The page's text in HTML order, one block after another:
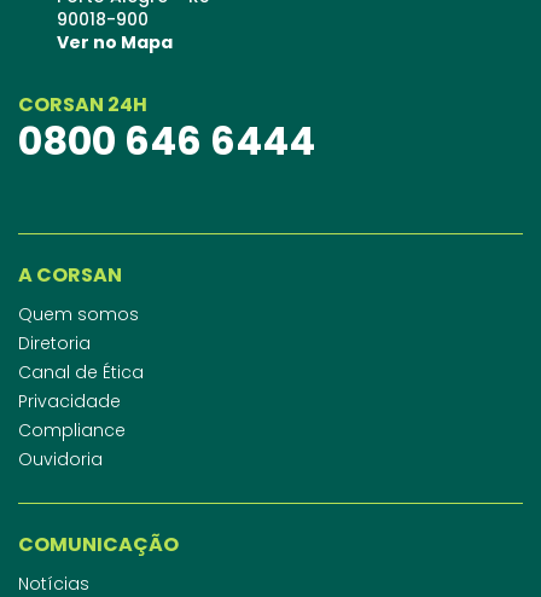
90018-900
Ver no Mapa
CORSAN 24H
0800 646 6444
A CORSAN
Quem somos
Diretoria
Canal de Ética
Privacidade
Compliance
Ouvidoria
COMUNICAÇÃO
Notícias